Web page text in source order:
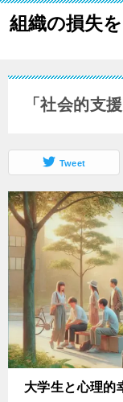
組織の損失
「社会的支
Tweet
大学生と心理的